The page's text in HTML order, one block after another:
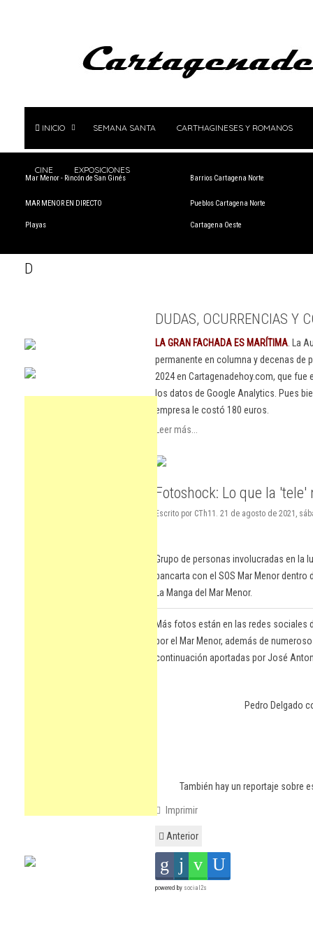
INICIO SEMANA SANTA CARTHAGINESES Y ROMANOS
CINE EXPOSICIONES
Mar Menor - Rincón de San Ginés
MAR MENOR EN DIRECTO
Playas
Barrios Cartagena Norte
Pueblos Cartagena Norte
Cartagena Oeste
D
DUDAS, OCURRENCIAS Y
LA GRAN FACHADA ES MARÍTIMA . La
permanente en columna y decenas
2024 en Cartagenadehoy.com, que
los datos de Google Analytics. Pues
empresa le costó 180 euros.
Leer más...
Fotoshock: Lo que la 'tele'
Escrito por CTh11. 21 de agosto de 2021,
Grupo de personas involucradas en la
pancarta con el SOS Mar Menor
La Manga del Mar Menor.
Más fotos están en las redes sociales
por el Mar Menor, además de
continuación aportadas por José
Pedro Delgado
También hay un reportaje sobre
Imprimir
Anterior
powered by social2s